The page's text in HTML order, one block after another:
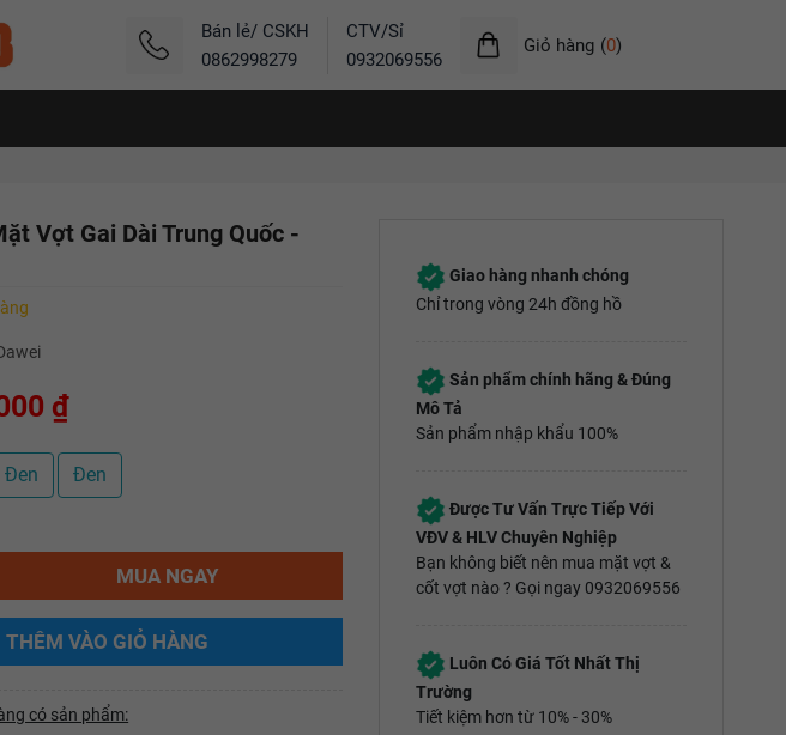
Bán lẻ/ CSKH
0862998279
CTV/Sỉ
0932069556
Giỏ hàng (0)
Vợt Gai Dài Trung Quốc -
₫
Đen Đen
MUA NGAY
THÊM VÀO GIỎ HÀNG
có sản phẩm:
Giao hàng nhanh chóng
Chỉ trong vòng 24h đồng hồ
Sản phẩm chính hãng & Đúng
Mô Tả
Sản phẩm nhập khẩu 100%
Được Tư Vấn Trực Tiếp Với
VĐV & HLV Chuyên Nghiệp
Bạn không biết nên mua mặt vợt &
cốt vợt nào ? Gọi ngay 0932069556
Luôn Có Giá Tốt Nhất Thị
Trường
Tiết kiệm hơn từ 10% - 30%